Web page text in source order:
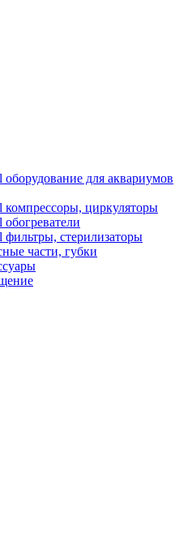
оборудование для аквариумов
компрессоры, циркуляторы
обогреватели
фильтры, стерилизаторы
части, губки